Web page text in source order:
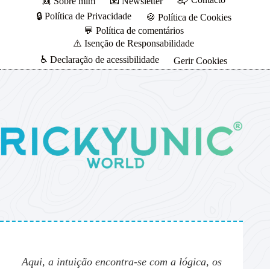
🔒 Política de Privacidade
🍪 Política de Cookies
💬 Política de comentários
⚠️ Isenção de Responsabilidade
♿ Declaração de acessibilidade
Gerir Cookies
Aqui, a intuição encontra-se com a lógica, os